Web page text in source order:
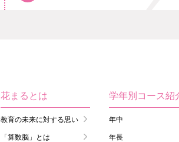
花まるとは
教育の未来に対する思い
「算数脳」とは
学年別コース紹
年中
年長